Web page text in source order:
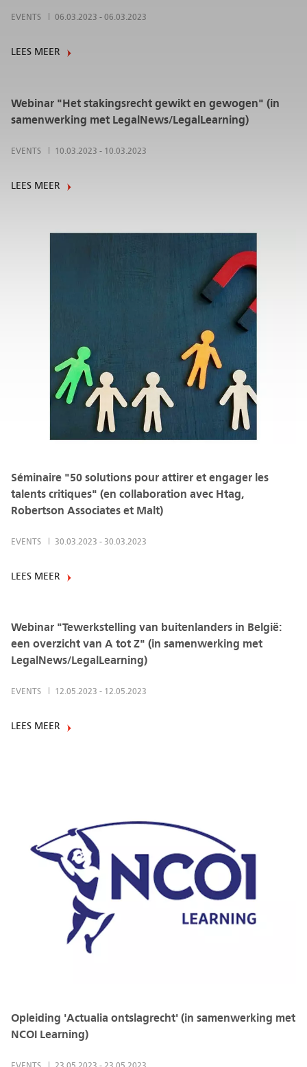
EVENTS 06.03.2023 - 06.03.2023
LEES MEER
Webinar "Het stakingsrecht gewikt en gewogen" (in
samenwerking met LegalNews/LegalLearning)
EVENTS 10.03.2023 - 10.03.2023
LEES MEER
Séminaire "50 solutions pour attirer et engager les
talents critiques" (en collaboration avec Htag,
Robertson Associates et Malt)
EVENTS 30.03.2023 - 30.03.2023
LEES MEER
Webinar "Tewerkstelling van buitenlanders in België:
een overzicht van A tot Z" (in samenwerking met
LegalNews/LegalLearning)
EVENTS 12.05.2023 - 12.05.2023
LEES MEER
Opleiding 'Actualia ontslagrecht' (in samenwerking met
NCOI Learning)